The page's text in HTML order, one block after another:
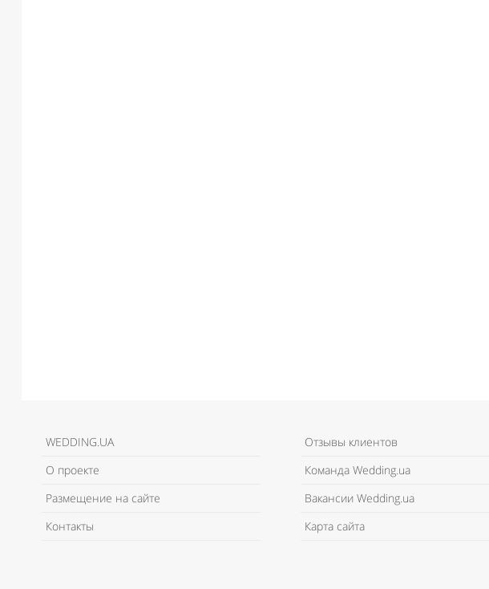
WEDDING.UA
О проекте
Размещение на сайте
Контакты
Отзывы клиентов
Команда Wedding.ua
Вакансии Wedding.ua
Карта сайта